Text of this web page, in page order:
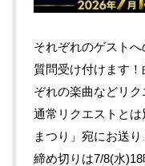
それぞれのゲスト
質問受け付けます
ぞれの楽曲などリク
通常リクエストと
まつり」宛にお送り
締め切りは7/8(水